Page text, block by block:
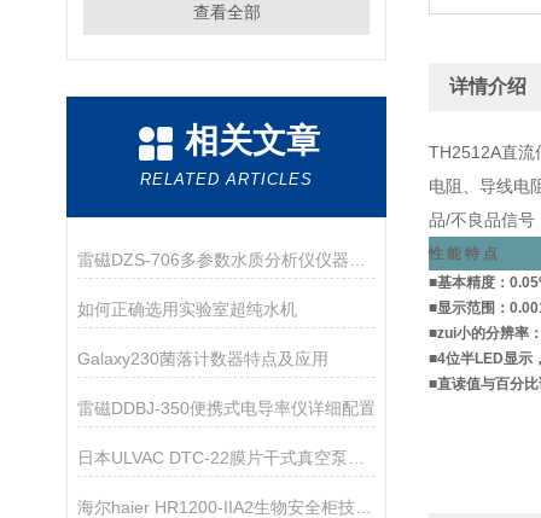
查看全部
相关文章
RELATED ARTICLES
如何正确选用实验室超纯水机
Galaxy230菌落计数器特点及应用
雷磁DDBJ-350便携式电导率仪详细配置
海尔haier HR1200-IIA2生物安全柜技术资料
详情介绍
TH2512A直流
电阻、导线电
品/不良品信号
性 能 特 点
■基本精度：
■显示范围：
■zui小的分辨率
■4位半LED显示
■直读值与百分